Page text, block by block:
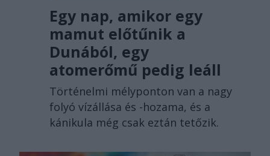
Egy nap, amikor egy
mamut előtűnik a
Dunából, egy
atomerőmű pedig leáll
Történelmi mélyponton van a nagy
folyó vízállása és -hozama, és a
kánikula még csak eztán tetőzik.